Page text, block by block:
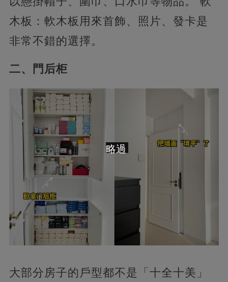
木板：軟木板用來首飾、照片、發卡是
非常不錯的選擇。
二、門后柜
大部分房子的戶型都不是「十全十美」
略過